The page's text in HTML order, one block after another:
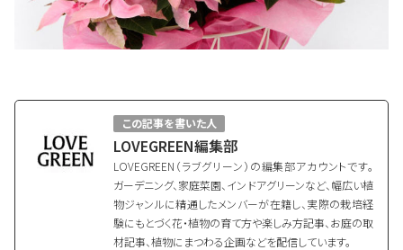
この記事を書いた人
LOVEGREEN編集部
LOVEGREEN（ラブグリーン）の編集部アカウントです。
ガーデニング、家庭菜園、インドアグリーンなど、幅広い植
物ジャンルに精通したメンバーが在籍し、実際の栽培経
験にもとづく花・植物の育て方や楽しみ方記事、お庭の取
材記事、植物にまつわる企画などを配信しています。